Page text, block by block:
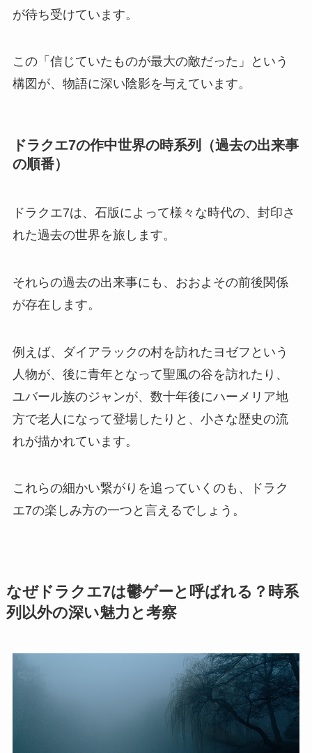
が待ち受けています。
この「信じていたものが最大の敵だった」という
構図が、物語に深い陰影を与えています。
ドラクエ7の作中世界の時系列（過去の出来事
の順番）
ドラクエ7は、石版によって様々な時代の、封印さ
れた過去の世界を旅します。
それらの過去の出来事にも、おおよその前後関係
が存在します。
例えば、ダイアラックの村を訪れたヨゼフという
人物が、後に青年となって聖風の谷を訪れたり、
ユバール族のジャンが、数十年後にハーメリア地
方で老人になって登場したりと、小さな歴史の流
れが描かれています。
これらの細かい繋がりを追っていくのも、ドラク
エ7の楽しみ方の一つと言えるでしょう。
なぜドラクエ7は鬱ゲーと呼ばれる？時系
列以外の深い魅力と考察